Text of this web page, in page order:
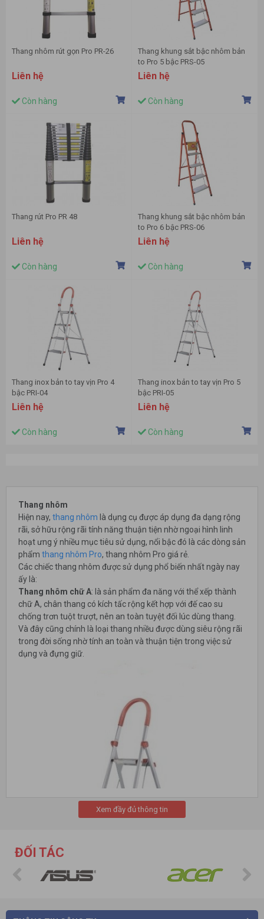
Thang nhôm rút gọn Pro PR-26
Liên hệ
Còn hàng
Thang khung sắt bậc nhôm bản
to Pro 5 bậc PRS-05
Liên hệ
Còn hàng
Thang rút Pro PR 48
Liên hệ
Còn hàng
Thang khung sắt bậc nhôm bản
to Pro 6 bậc PRS-06
Liên hệ
Còn hàng
Thang inox bản to tay vịn Pro 4
bậc PRI-04
Liên hệ
Còn hàng
Thang inox bản to tay vịn Pro 5
bậc PRI-05
Liên hệ
Còn hàng
Thang nhôm
Hiện nay, thang nhôm là dụng cụ được áp dụng đa dạng rộng
rãi, sở hữu rộng rãi tính năng thuận tiện nhờ ngoại hình linh
hoạt ưng ý nhiều mục tiêu sử dụng, nổi bậc đó là các dòng sản
phẩm thang nhôm Pro, thang nhôm Pro giá rẻ.
Các chiếc thang nhôm được sử dụng phổ biến nhất ngày nay
ấy là:
Thang nhôm chữ A: là sản phẩm đa năng với thể xếp thành
chữ A, chân thang có kích tấc rộng kết hợp với đế cao su
chống trơn tuột trượt, nên an toàn tuyệt đối lúc dùng thang.
Và đây cũng chính là loại thang nhiều được dùng siêu rộng rãi
trong đời sống nhờ tính an toàn và thuận tiện trong việc sử
dụng và đựng giữ.
Xem đầy đủ thông tin
ĐỐI TÁC